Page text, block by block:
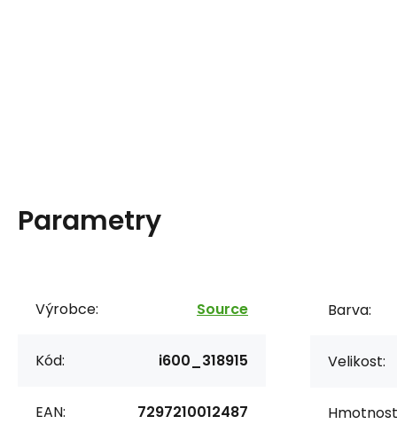
Parametry
Výrobce: Source
Kód: i600_318915
EAN: 7297210012487
Barva:
Velikost: